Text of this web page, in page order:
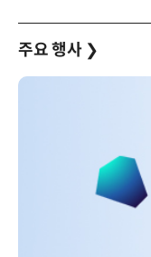
주요 행사 ❯